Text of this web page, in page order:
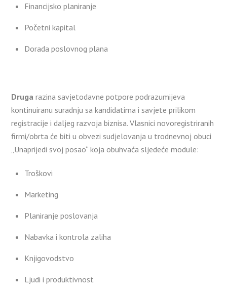
Financijsko planiranje
Početni kapital
Dorada poslovnog plana
Drugarazina savjetodavne potpore podrazumijeva
kontinuiranu suradnju sa kandidatima i savjete prilikom
registracije i daljeg razvoja biznisa. Vlasnici novoregistriranih
firmi/obrta će biti u obvezi sudjelovanja u trodnevnoj obuci
„Unaprijedi svoj posao“ koja obuhvaća sljedeće module:
Troškovi
Marketing
Planiranje poslovanja
Nabavka i kontrola zaliha
Knjigovodstvo
Ljudi i produktivnost